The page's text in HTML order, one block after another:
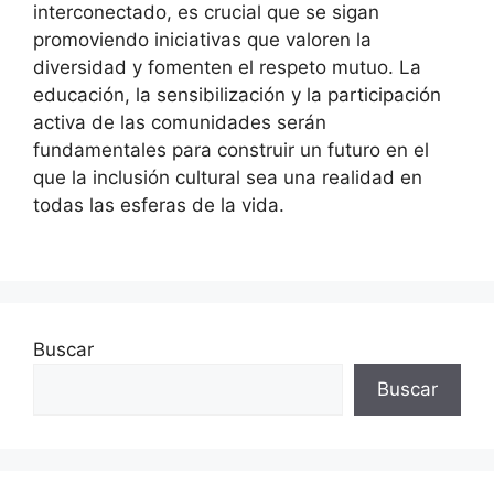
interconectado, es crucial que se sigan
promoviendo iniciativas que valoren la
diversidad y fomenten el respeto mutuo. La
educación, la sensibilización y la participación
activa de las comunidades serán
fundamentales para construir un futuro en el
que la inclusión cultural sea una realidad en
todas las esferas de la vida.
Buscar
Buscar